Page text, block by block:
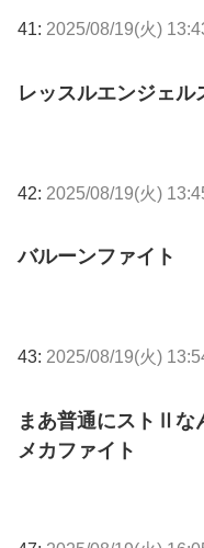
41: 2025/08/19(火)
レッスルエンジェル
42: 2025/08/19(火)
バルーンファイト
43: 2025/08/19(火)
まあ普通にストⅡな
メカファイト